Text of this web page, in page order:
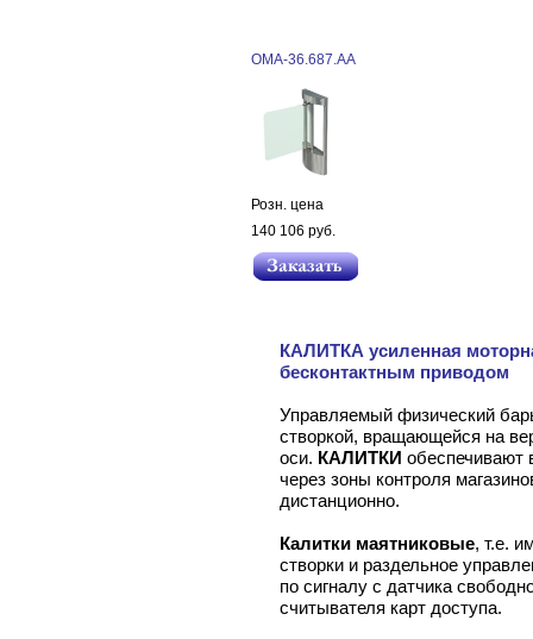
ОМА-36.687.АА
Розн. цена
140 106 руб.
КАЛИТКА усиленная
бесконтактным приводом
Управляемый физический
створкой, вращающейся на
оси. КАЛИТКИ обеспечивают
через зоны контроля
дистанционно.
Калитки маятниковые, т.е.
створки и раздельное
по сигналу с датчика
считывателя карт доступа.